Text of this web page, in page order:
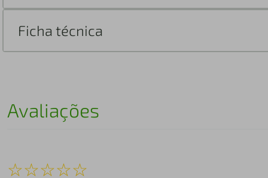
Ficha técnica
Avaliações
☆☆☆☆☆